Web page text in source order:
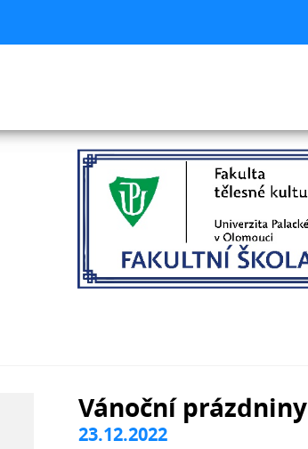
Vánoční prázdniny
23.12.2022